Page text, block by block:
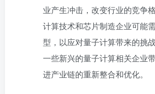
业产生冲击，改变行业的竞争
计算技术和芯片制造企业可能
型，以应对量子计算带来的挑
一些新兴的量子计算相关企业
进产业链的重新整合和优化。